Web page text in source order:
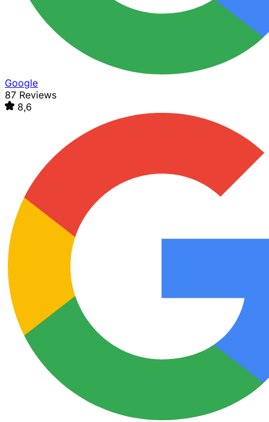
Google
87 Reviews
8,6